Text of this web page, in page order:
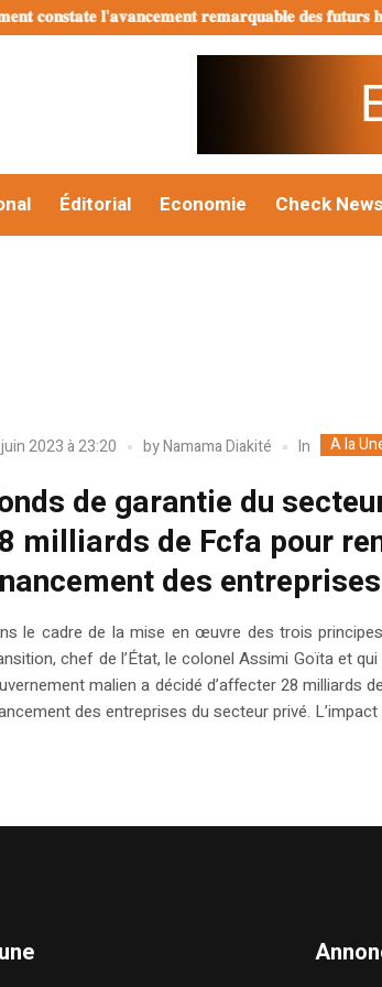
𝐥’𝐚𝐯𝐚𝐧𝐜𝐞𝐦𝐞𝐧𝐭 𝐫𝐞𝐦𝐚𝐫𝐪𝐮𝐚𝐛𝐥𝐞 𝐝𝐞𝐬 𝐟𝐮𝐭𝐮𝐫𝐬
Éditorial Economie Check News
2023 à 23:20 byNamama Diakité In A la
de garantie du
milliards de Fcfa pour
des entreprises
le cadre de la mise en œuvre des trois
chef de l’État, le colonel Assimi Goïta et qui
malien a décidé d’affecter 28 milliards
des entreprises du secteur privé. L’impact